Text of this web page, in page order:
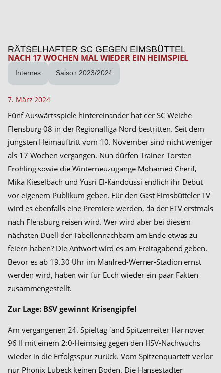
RÄTSELHAFTER SC GEGEN EIMSBÜTTEL
NACH 17 WOCHEN MAL WIEDER EIN HEIMSPIEL
Internes Saison 2023/2024
7. März 2024
Fünf Auswärtsspiele hintereinander hat der SC Weiche
Flensburg 08 in der Regionalliga Nord bestritten. Seit dem
jüngsten Heimauftritt vom 10. November sind nicht weniger
als 17 Wochen vergangen. Nun dürfen Trainer Torsten
Fröhling sowie die Winterneuzugänge Mohamed Cherif,
Mika Kieselbach und Yusri El-Kandoussi endlich ihr Debüt
vor eigenem Publikum geben. Für den Gast Eimsbütteler TV
wird es ebenfalls eine Premiere werden, da der ETV erstmals
nach Flensburg reisen wird. Wer wird aber bei diesem
nächsten Duell der Tabellennachbarn am Ende etwas zu
feiern haben? Die Antwort wird es am Freitagabend geben.
Bevor es ab 19.30 Uhr im Manfred-Werner-Stadion ernst
werden wird, haben wir für Euch wieder ein paar Fakten
zusammengestellt.
Zur Lage: BSV gewinnt Krisengipfel
Am vergangenen 24. Spieltag fand Spitzenreiter Hannover
96 II mit einem 2:0-Heimsieg gegen den HSV-Nachwuchs
wieder in die Erfolgsspur zurück. Vom Spitzenquartett verlor
nur Phönix Lübeck keinen Boden. Die Hansestädter